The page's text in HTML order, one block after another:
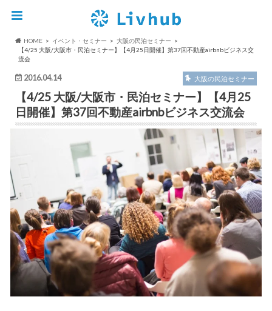
HOME イベント・セミナー
大阪の民泊セミナー
【4/25 大阪/大阪市・民泊セミナー】【4月25日開催】第37回不動産airbnbビジネス交
流会
2016.04.14 大阪の民泊セミナー
【4/25 大阪/大阪市・民泊セミナー】【4月25
日開催】第37回不動産airbnbビジネス交流会